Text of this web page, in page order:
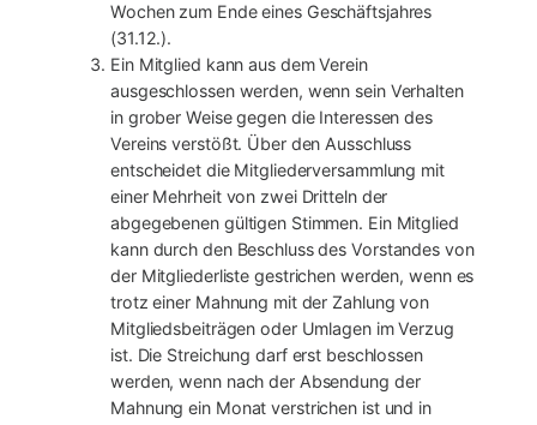
Wochen zum Ende eines Geschäftsjahres
(31.12.).
Ein Mitglied kann aus dem Verein
ausgeschlossen werden, wenn sein Verhalten
in grober Weise gegen die Interessen des
Vereins verstößt. Über den Ausschluss
entscheidet die Mitgliederversammlung mit
einer Mehrheit von zwei Dritteln der
abgegebenen gültigen Stimmen. Ein Mitglied
kann durch den Beschluss des Vorstandes von
der Mitgliederliste gestrichen werden, wenn es
trotz einer Mahnung mit der Zahlung von
Mitgliedsbeiträgen oder Umlagen im Verzug
ist. Die Streichung darf erst beschlossen
werden, wenn nach der Absendung der
Mahnung ein Monat verstrichen ist und in